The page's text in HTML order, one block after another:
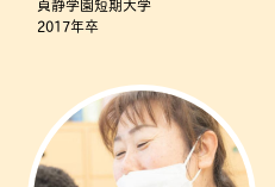
2017年卒